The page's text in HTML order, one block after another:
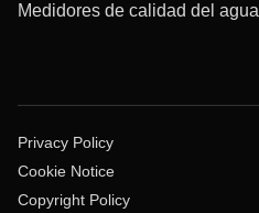
Medidores de calidad del agua
Privacy Policy
Cookie Notice
Copyright Policy